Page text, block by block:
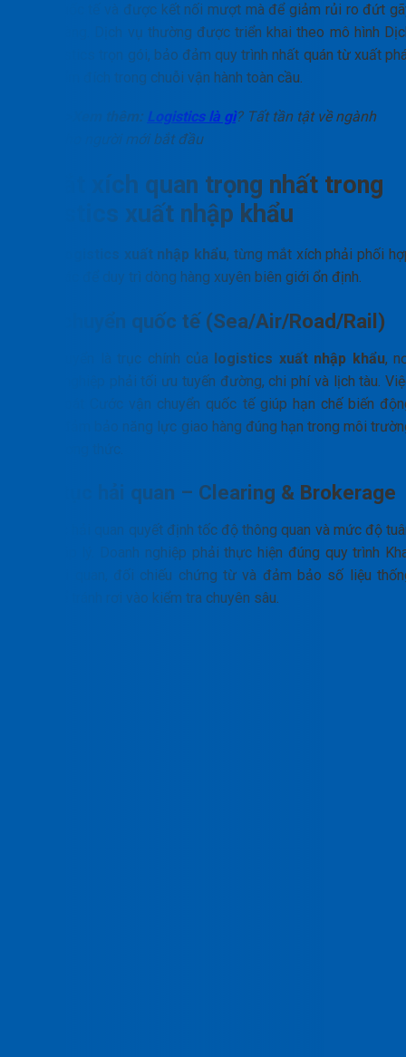
mực quốc tế và được kết nối mượt mà để giảm rủi ro đứt
dòng hàng. Dịch vụ thường được triển khai theo mô hình
vụ logistics trọn gói, bảo đảm quy trình nhất quán từ xuất
đến điểm đích trong chuỗi vận hành toàn cầu.
>>Xem thêm: Logistics là gì? Tất tần tật về ngành
cho người mới bắt đầu
7 mắt xích quan trọng nhất trong
logistics xuất nhập khẩu
logistics xuất nhập khẩu, từng mắt xích phải phối
chính xác để duy trì dòng hàng xuyên biên giới ổn định.
Vận chuyển quốc tế (Sea/Air/Road/Rail)
Vận chuyển là trục chính của logistics xuất nhập khẩu,
doanh nghiệp phải tối ưu tuyến đường, chi phí và lịch tàu.
kiểm soát Cước vận chuyển quốc tế giúp hạn chế biến
giá và đảm bảo năng lực giao hàng đúng hạn trong môi
đa phương thức.
Thủ tục hải quan – Clearing & Brokerage
Thủ tục hải quan quyết định tốc độ thông quan và mức độ
thủ pháp lý. Doanh nghiệp phải thực hiện đúng quy trình
báo hải quan, đối chiếu chứng từ và đảm bảo số liệu
nhất để tránh rơi vào kiểm tra chuyên sâu.